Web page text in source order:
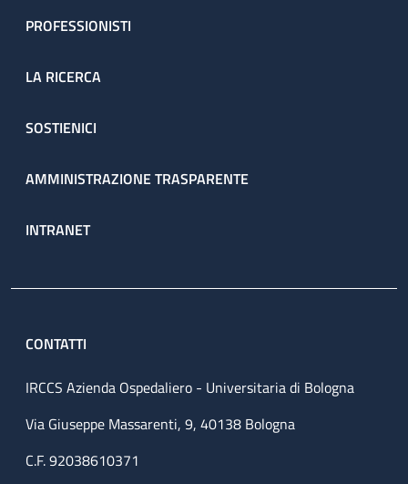
PROFESSIONISTI
LA RICERCA
SOSTIENICI
AMMINISTRAZIONE TRASPARENTE
INTRANET
CONTATTI
IRCCS Azienda Ospedaliero - Universitaria di Bologna
Via Giuseppe Massarenti, 9, 40138 Bologna
C.F. 92038610371